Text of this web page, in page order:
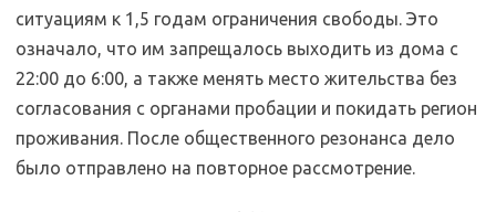
ситуациям к 1,5 годам ограничения свободы. Это
означало, что им запрещалось выходить из дома с
22:00 до 6:00, а также менять место жительства без
согласования с органами пробации и покидать регион
проживания. После общественного резонанса дело
было отправлено на повторное рассмотрение.